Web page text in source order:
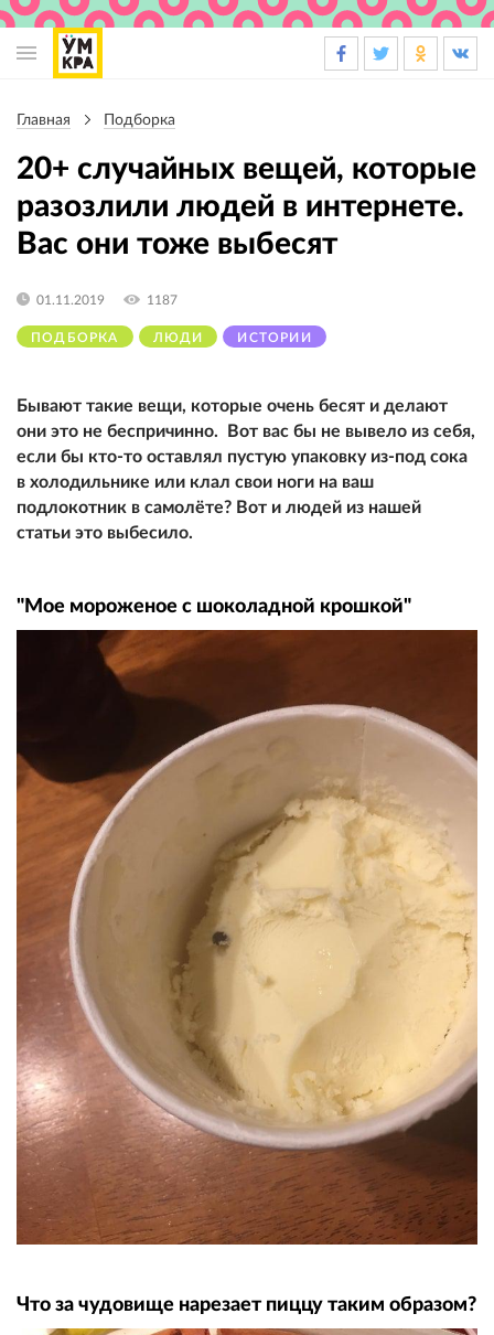
навигации
Главная Подборка
20+ случайных вещей, которые
разозлили людей в интернете.
Вас они тоже выбесят
ПОДБОРКА ЛЮДИ ИСТОРИИ
01.11.2019 1187
Бывают такие вещи, которые очень бесят и делают
они это не беспричинно. Вот вас бы не вывело из себя,
если бы кто-то оставлял пустую упаковку из-под сока
в холодильнике или клал свои ноги на ваш
подлокотник в самолёте? Вот и людей из нашей
статьи это выбесило.
"Мое мороженое с шоколадной крошкой"
Что за чудовище нарезает пиццу таким образом?